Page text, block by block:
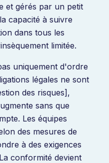
et gérés par un petit
capacité à suivre
dans tous les
limitée.
uniquement d'ordre
légales ne sont
des risques],
sans que
Les équipes
des mesures de
à des exigences
conformité devient